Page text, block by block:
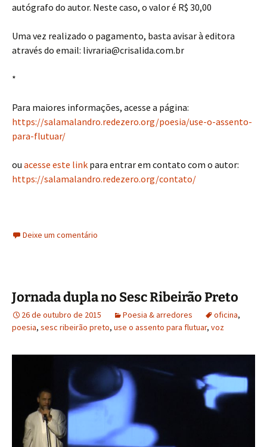
autógrafo do autor. Neste caso, o valor é R$ 30,00
Uma vez realizado o pagamento, basta avisar à editora
através do email: livraria@crisalida.com.br
*
Para maiores informações, acesse a página:
https://salamalandro.redezero.org/poesia/use-o-assento-
para-flutuar/
ou acesse este link para entrar em contato com o autor:
https://salamalandro.redezero.org/contato/
Deixe um comentário
Jornada dupla no Sesc Ribeirão Preto
26 de outubro de 2015 Poesia & arredores oficina,
poesia, sesc ribeirão preto, use o assento para flutuar, voz